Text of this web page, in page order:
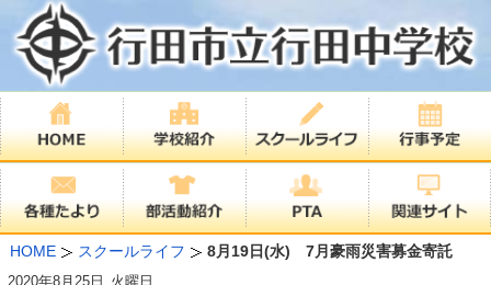
HOME スクールライフ 8月19日(水) 7月豪雨災害募金寄託
2020年8月25日 火曜日